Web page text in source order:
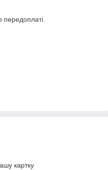
передоплаті.
картку